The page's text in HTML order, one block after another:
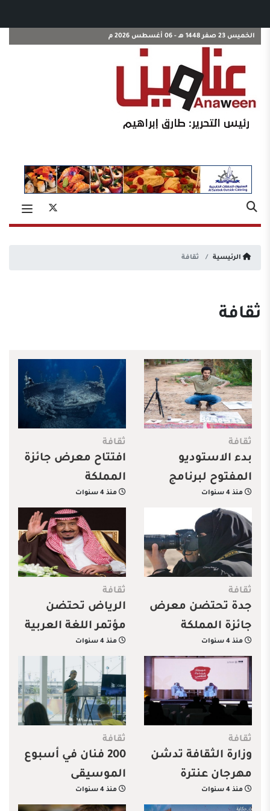
الخميس 23 صفر 1448 هـ - 06 أغسطس 2026 م
الرئيسية ثقافة
ثقافة
ثقافة
بدء الاستوديو
المفتوح لبرنامج
إقامة العلا الفنية
منذ 4 سنوات
ثقافة
افتتاح معرض جائزة
المملكة
منذ 4 سنوات
ثقافة
جدة تحتضن معرض
جائزة المملكة
الفوتوغرافية 2022
منذ 4 سنوات
ثقافة
الرياض تحتضن
مؤتمر اللغة العربية
في المنظمات
الدولية
منذ 4 سنوات
ثقافة
وزارة الثقافة تدشن
مهرجان عنترة
الثقافي في القصيم
منذ 4 سنوات
ثقافة
200 فنان في أسبوع
الموسيقى
بالسعودية
منذ 4 سنوات